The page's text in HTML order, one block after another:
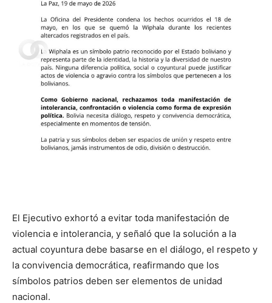
El Ejecutivo exhortó a evitar toda manifestación de
violencia e intolerancia, y señaló que la solución a la
actual coyuntura debe basarse en el diálogo, el respeto y
la convivencia democrática, reafirmando que los
símbolos patrios deben ser elementos de unidad
nacional.